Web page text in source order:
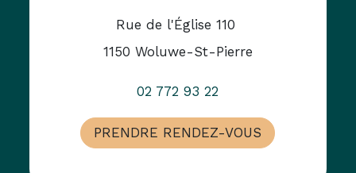
Rue de l'Église 110
1150 Woluwe-St-Pierre
02 772 93 22
PRENDRE RENDEZ-VOUS